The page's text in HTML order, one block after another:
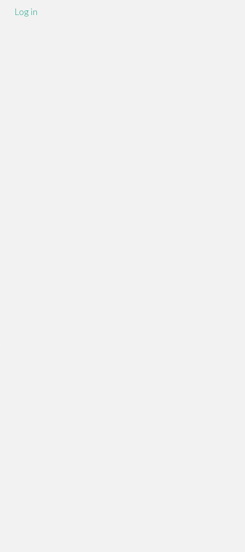
Log in